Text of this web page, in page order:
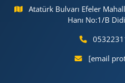
Atatürk Bulvarı Efeler
Hanı No:1/B
[email